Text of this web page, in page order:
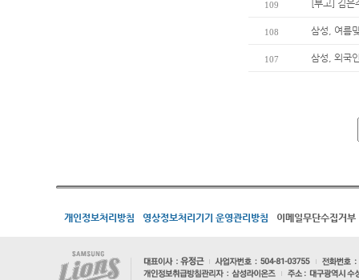
109 [부고] 김은
108 삼성, 여름
107 삼성, 외국
개인정보처리방침 영상정보처리기기 운영관리방침 이메일무단수집거부